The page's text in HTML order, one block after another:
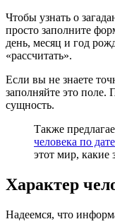
Чтобы узнать о
просто заполните
день, месяц и год
«рассчитать».
Если вы не знаете
заполняйте это
сущность.
Также
человека по
этот мир, какие
Характер
Надеемся, что